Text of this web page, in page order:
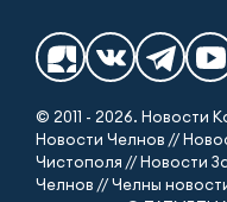
© 2011 - 2026. Новости
Новости Челнов //
Чистополя // Новости
Челнов // Челны